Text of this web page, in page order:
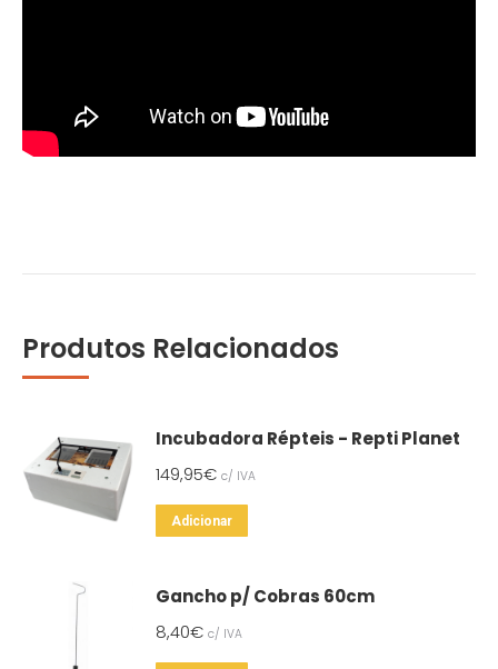
Produtos Relacionados
Incubadora Répteis - Repti Planet
149,95€ c/ IVA
Adicionar
Gancho p/ Cobras 60cm
8,40€ c/ IVA